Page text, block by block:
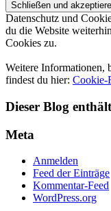
Datenschutz und
du die Website
Cookies zu.
Weitere Informationen,
findest du hier: Cookie-
Dieser Blog
Meta
Anmelden
Feed der Einträge
Kommentar-Feed
WordPress.org